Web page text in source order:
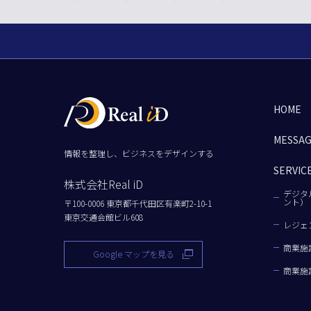
情報を整理し、ビジネスをデザインする
株式会社Real iD
〒100-0006 東京都千代田区有楽町2-10-1
東京交通会館ビル608
Google マップを見る
HOME
デジ
ント）
レジ
商業施
商業施